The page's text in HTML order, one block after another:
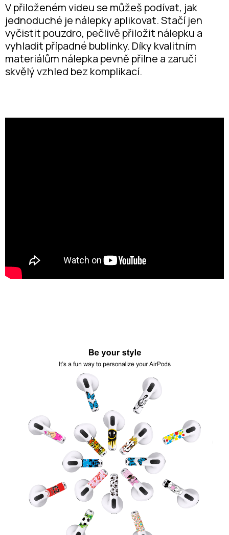
V přiloženém videu se můžeš podívat, jak
jednoduché je nálepky aplikovat. Stačí jen
vyčistit pouzdro, pečlivě přiložit nálepku a
vyhladit případné bublinky. Díky kvalitním
materiálům nálepka pevně přilne a zaručí
skvělý vzhled bez komplikací.